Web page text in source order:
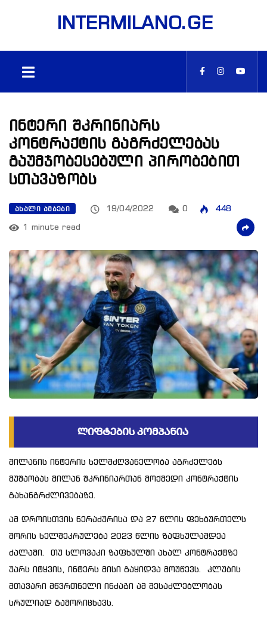
INTERMILANO.GE
ინტერი შკრინიარს
კონტრაქტის გაგრძელებას
გაუმჯობესებული პირობებით
სთავაზობს
ᲐᲮᲐᲚᲘ ᲐᲛᲑᲔᲑᲘ 19/04/2022 0
448
1 minute read
მილანის ინტერის ხელმძღვანელობა აგრძელებს
მუშაობას მილან შკრინიართან მოქმედი კონტრაქტის
გახანგრძლივებაზე.
ამ დროისთვის ნერაძურისა და 27 წლის ფეხბურთელს
შორის ხელშეკრულება 2023 წლის ზაფხულამდეა
ძალაში. თუ სლოვაკი ზაფხულში ახალ კონტრაქტზე
უარს იტყვის, ინტერს მისი გაყიდვა მოუწევს. კლუბის
მთავარი მწვრთნელი ინძაგი ამ შესაძლებლობას
სრულიად გამორიცხავს.